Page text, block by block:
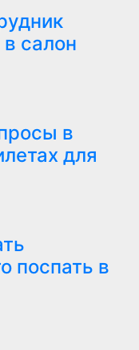
салон
в
для
поспать в